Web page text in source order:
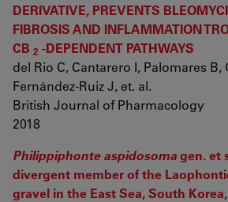
DERIVATIVE, PREVENTS
FIBROSIS AND INFLAMMATION
CB 2 -DEPENDENT PATHWAYS
del Rio C, Cantarero I, Palomares B,
Fernández-Ruiz J, et. al.
British Journal of Pharmacology
2018
Philippiphonte aspidosomagen. et
divergent member of the
gravel in the East Sea, South